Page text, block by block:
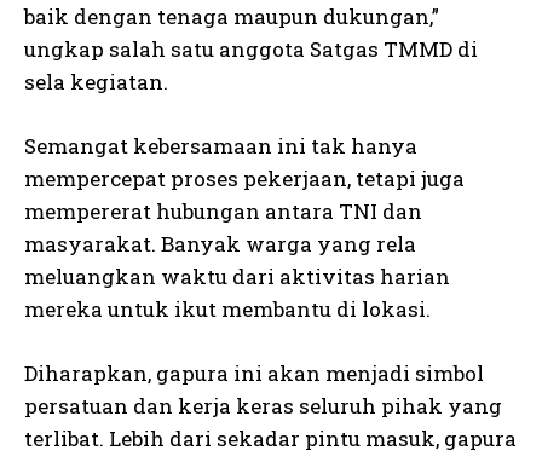
baik dengan tenaga maupun dukungan,”
ungkap salah satu anggota Satgas TMMD di
sela kegiatan.
Semangat kebersamaan ini tak hanya
mempercepat proses pekerjaan, tetapi juga
mempererat hubungan antara TNI dan
masyarakat. Banyak warga yang rela
meluangkan waktu dari aktivitas harian
mereka untuk ikut membantu di lokasi.
Diharapkan, gapura ini akan menjadi simbol
persatuan dan kerja keras seluruh pihak yang
terlibat. Lebih dari sekadar pintu masuk, gapura